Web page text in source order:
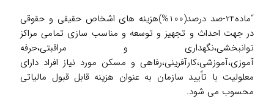
“ماده24-صد درصد(100%)هزینه های اشخاص حقیقی و حقوقی
در جهت احداث و تجهیز و توسعه و مناسب سازی تمامی مراکز
توانبخشی،نگهداری و مراقبتی،حرفه
آموزی،آموزشی،کارآفرینی،رفاهی و مسکن مورد نیاز افراد دارای
معلولیت با تاًیید سازمان به عنوان هزینه قابل قبول مالیاتی
محسوب می شود.